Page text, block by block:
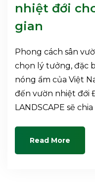
nhiệt đới
gian
Phong cách sân
chọn lý tưởng, đặc
nóng ẩm của Việt
đến vườn nhiệt đới
LANDSCAPE sẽ
Read More